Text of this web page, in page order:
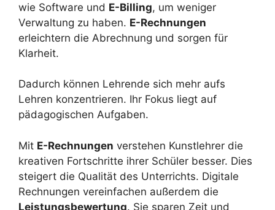
wie Software und E-Billing, um weniger
Verwaltung zu haben. E-Rechnungen
erleichtern die Abrechnung und sorgen für
Klarheit.
Dadurch können Lehrende sich mehr aufs
Lehren konzentrieren. Ihr Fokus liegt auf
pädagogischen Aufgaben.
Mit E-Rechnungen verstehen Kunstlehrer die
kreativen Fortschritte ihrer Schüler besser. Dies
steigert die Qualität des Unterrichts. Digitale
Rechnungen vereinfachen außerdem die
Leistungsbewertung. Sie sparen Zeit und